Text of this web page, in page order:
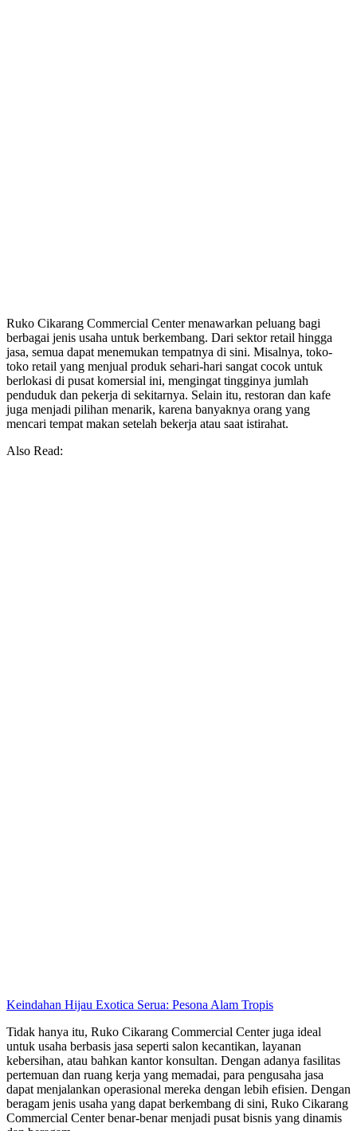
Ruko Cikarang Commercial Center menawarkan peluang bagi
berbagai jenis usaha untuk berkembang. Dari sektor retail hingga
jasa, semua dapat menemukan tempatnya di sini. Misalnya, toko-
toko retail yang menjual produk sehari-hari sangat cocok untuk
berlokasi di pusat komersial ini, mengingat tingginya jumlah
penduduk dan pekerja di sekitarnya. Selain itu, restoran dan kafe
juga menjadi pilihan menarik, karena banyaknya orang yang
mencari tempat makan setelah bekerja atau saat istirahat.
Also Read:
Keindahan Hijau Exotica Serua: Pesona Alam Tropis
Tidak hanya itu, Ruko Cikarang Commercial Center juga ideal
untuk usaha berbasis jasa seperti salon kecantikan, layanan
kebersihan, atau bahkan kantor konsultan. Dengan adanya fasilitas
pertemuan dan ruang kerja yang memadai, para pengusaha jasa
dapat menjalankan operasional mereka dengan lebih efisien. Dengan
beragam jenis usaha yang dapat berkembang di sini, Ruko Cikarang
Commercial Center benar-benar menjadi pusat bisnis yang dinamis